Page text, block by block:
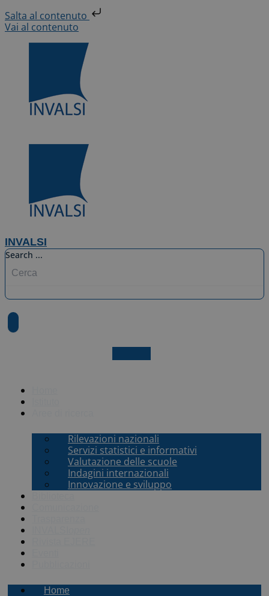
Salta al contenuto
Vai al contenuto
INVALSI
Search ...
Rilevazioni nazionali
Servizi statistici e informativi
Valutazione delle scuole
Indagini internazionali
Innovazione e sviluppo
Home